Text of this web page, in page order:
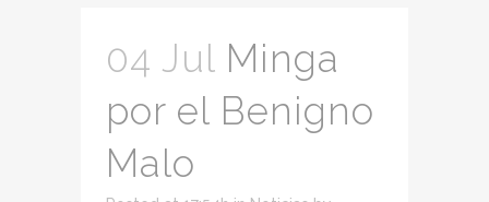
04 Jul Minga
por el Benigno
Malo